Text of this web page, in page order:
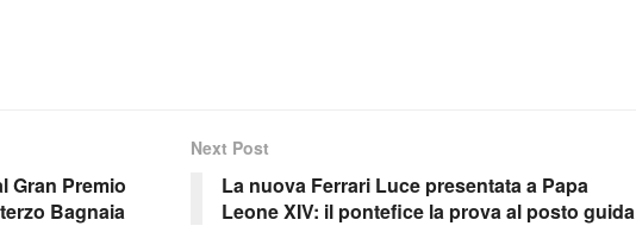
Gran Premio
Bagnaia
Next Post
La nuova Ferrari Luce presentata a Papa
Leone XIV: il pontefice la prova al posto guida